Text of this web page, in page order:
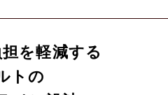
を軽減する
トの